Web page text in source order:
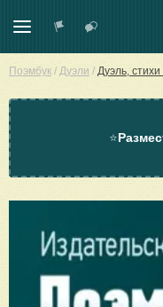
Поэмбук / Дуэли / Дуэль,
⭐